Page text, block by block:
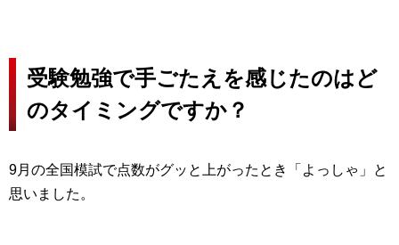
受験勉強で手ごたえを感じたのはど
のタイミングですか？
9月の全国模試で点数がグッと上がったとき「よっしゃ」と
思いました。